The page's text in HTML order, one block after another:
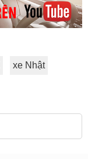
xe Nhật